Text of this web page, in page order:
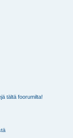
tältä foorumilta!